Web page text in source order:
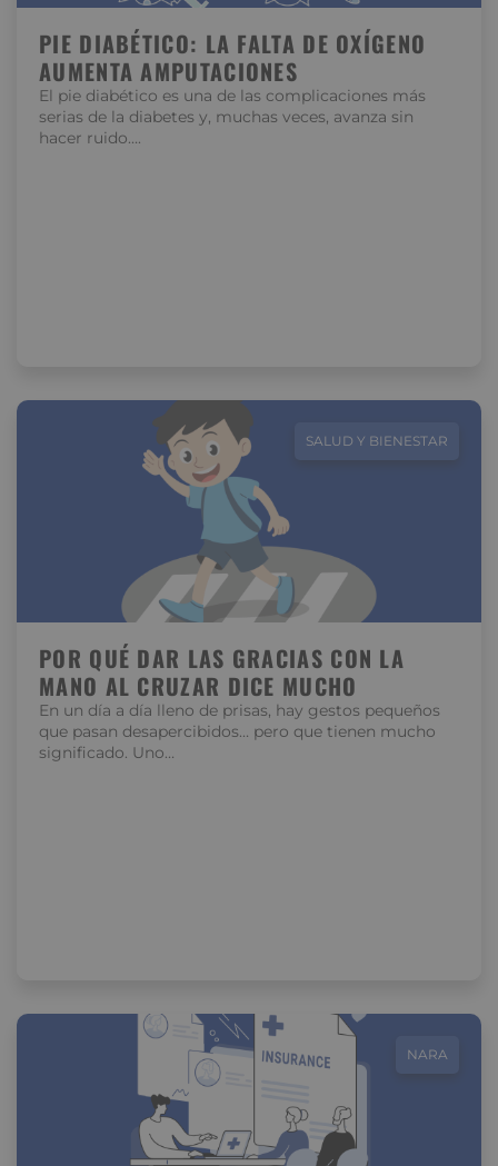
PIE DIABÉTICO: LA FALTA DE OXÍGENO
AUMENTA AMPUTACIONES
El pie diabético es una de las complicaciones más
serias de la diabetes y, muchas veces, avanza sin
hacer ruido….
SALUD Y BIENESTAR
POR QUÉ DAR LAS GRACIAS CON LA
MANO AL CRUZAR DICE MUCHO
En un día a día lleno de prisas, hay gestos pequeños
que pasan desapercibidos… pero que tienen mucho
significado. Uno…
NARA